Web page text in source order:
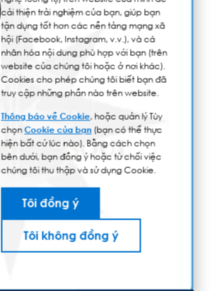
cải thiện trải nghiệm của bạn, giúp bạn
tận dụng tốt hơn các nền tảng mạng xã
hội (Facebook, Instagram, v.v.), và cá
nhân hóa nội dung phù hợp với bạn (trên
website của chúng tôi hoặc ở nơi khác).
Cookies cho phép chúng tôi biết bạn đã
truy cập những phần nào trên website.
Thông báo về Cookie, hoặc quản lý Tùy
chọnCookie của bạn(bạn có thể thực
hiện bất cứ lúc nào). Bằng cách chọn
bên dưới, bạn đồng ý hoặc từ chối việc
chúng tôi thu thập và sử dụng Cookie.
Tôi đồng ý
Tôi không đồng ý